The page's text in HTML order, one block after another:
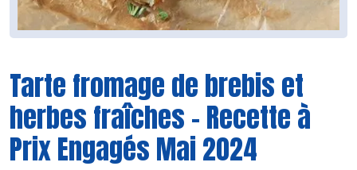
Tarte fromage de brebis et
herbes fraîches - Recette à
Prix Engagés Mai 2024